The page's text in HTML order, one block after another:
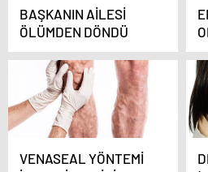
BAŞKANIN AİLESİ
ÖLÜMDEN DÖNDÜ
VENASEAL YÖNTEMİ